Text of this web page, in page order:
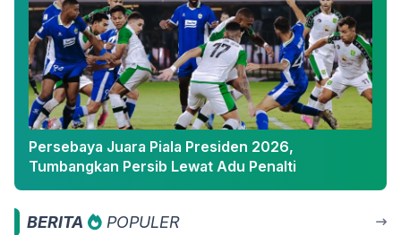
Persebaya Juara Piala Presiden 2026,
Tumbangkan Persib Lewat Adu Penalti
BERITA POPULER